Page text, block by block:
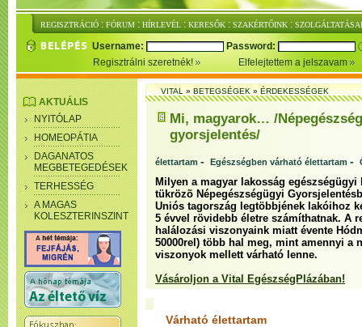
REGISZTRÁCIÓ : FÓRUM : HÍRLEVÉL : KERESŐK : SZAKÉRTŐINK :
Username:
Password:
Regisztrálni szeretnék!
Elfelejtettem a jelszavam
AKTUÁLIS
NYITÓLAP
HOMEOPÁTIA
DAGANATOS
MEGBETEGEDÉSEK
TERHESSÉG
A MAGAS
KOLESZTERINSZINT
VITAL»BETEGSÉGEK»ÉRDEKESSÉGEK
Mi, magyarok… /
gyorsjelentés/
élettartam - Egészségben várható élettartam -
Milyen a magyar lakosság egészségügyi
tükrözõ Népegészségügyi
Uniós tagország legtöbbjének lakóihoz
5 évvel rövidebb életre számíthatnak. A
halálozási viszonyaink miatt évente
50000rel) több hal meg, mint amennyi a
viszonyok mellett várható lenne.
Vásároljon a Vital EgészségPlázában!
Várható élettartam